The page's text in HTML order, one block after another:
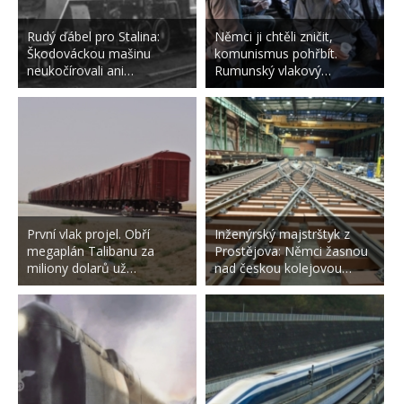
Rudý ďábel pro Stalina:
Škodováckou mašinu
neukočírovali ani…
První vlak projel. Obří
megaplán Talibanu za
miliony dolarů už…
Němci ji chtěli zničit,
komunismus pohřbít.
Rumunský vlakový…
Inženýrský majstrštyk z
Prostějova: Němci žasnou
nad českou kolejovou…